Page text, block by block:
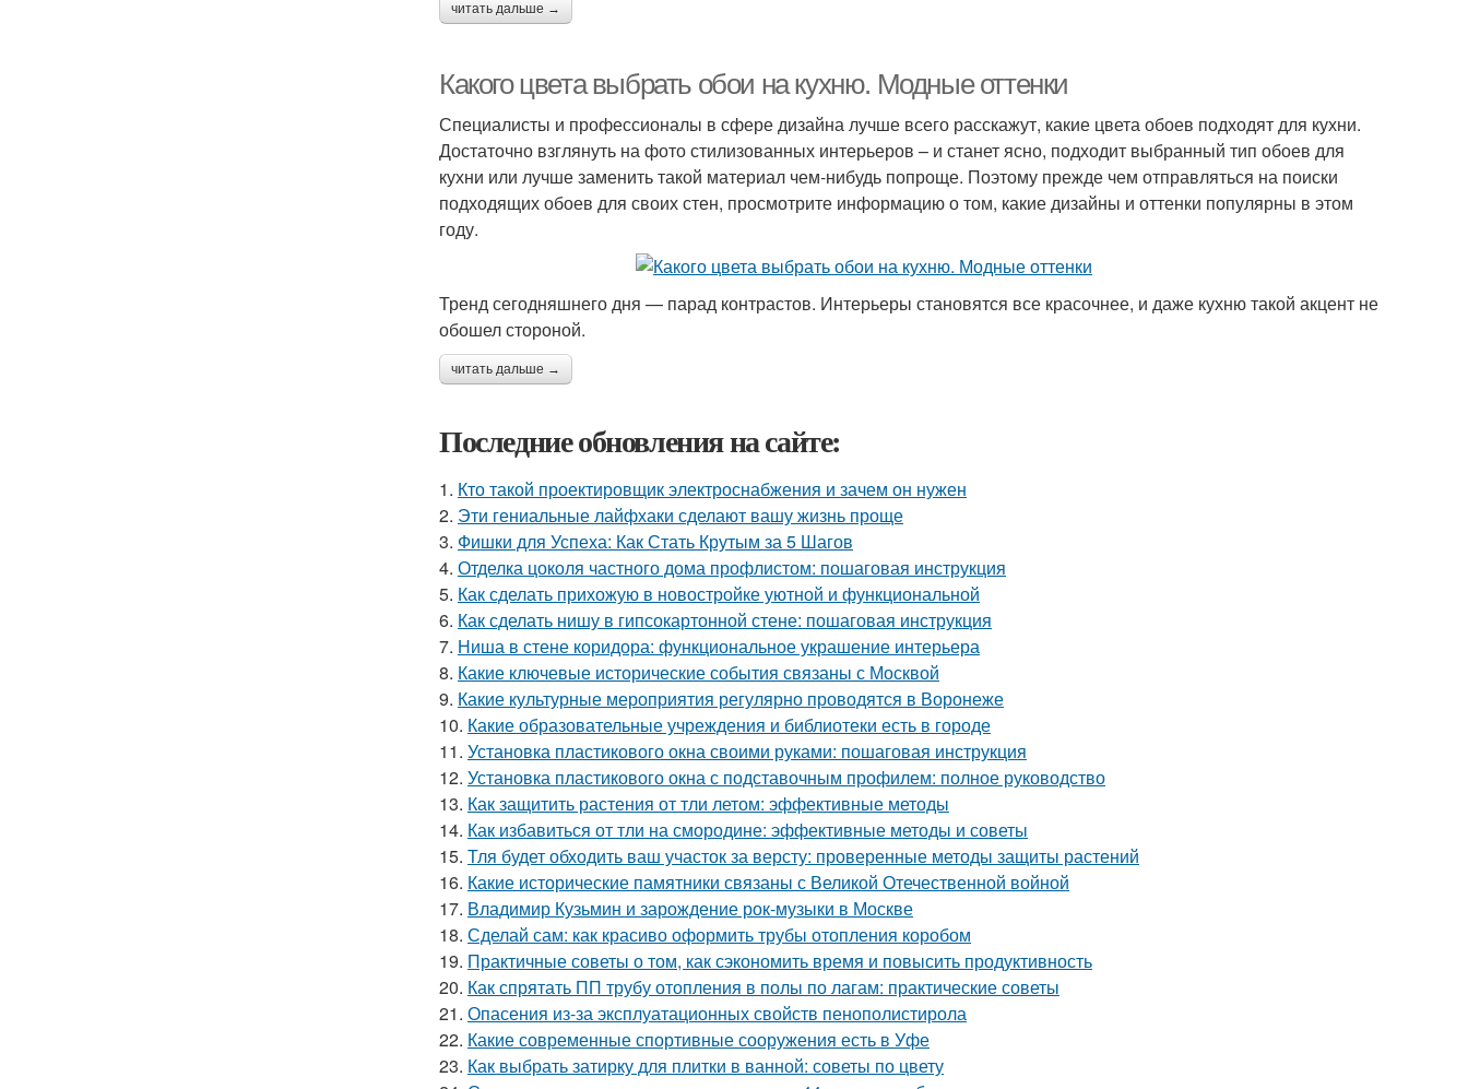
читать дальше →
Какого цвета выбрать обои на кухню. Модные оттенки
Специалисты и профессионалы в сфере дизайна лучше всего расскажут, какие цвета обоев подходят для кухни.
Достаточно взглянуть на фото стилизованных интерьеров – и станет ясно, подходит выбранный тип обоев для
кухни или лучше заменить такой материал чем-нибудь попроще. Поэтому прежде чем отправляться на поиски
подходящих обоев для своих стен, просмотрите информацию о том, какие дизайны и оттенки популярны в этом
году.
Тренд сегодняшнего дня — парад контрастов. Интерьеры становятся все красочнее, и даже кухню такой акцент не
обошел стороной.
читать дальше →
Последние обновления на сайте:
1. Кто такой проектировщик электроснабжения и зачем он нужен
2. Эти гениальные лайфхаки сделают вашу жизнь проще
3. Фишки для Успеха: Как Стать Крутым за 5 Шагов
4. Отделка цоколя частного дома профлистом: пошаговая инструкция
5. Как сделать прихожую в новостройке уютной и функциональной
6. Как сделать нишу в гипсокартонной стене: пошаговая инструкция
7. Ниша в стене коридора: функциональное украшение интерьера
8. Какие ключевые исторические события связаны с Москвой
9. Какие культурные мероприятия регулярно проводятся в Воронеже
10. Какие образовательные учреждения и библиотеки есть в городе
11. Установка пластикового окна своими руками: пошаговая инструкция
12. Установка пластикового окна с подставочным профилем: полное руководство
13. Как защитить растения от тли летом: эффективные методы
14. Как избавиться от тли на смородине: эффективные методы и советы
15. Тля будет обходить ваш участок за версту: проверенные методы защиты растений
16. Какие исторические памятники связаны с Великой Отечественной войной
17. Владимир Кузьмин и зарождение рок-музыки в Москве
18. Сделай сам: как красиво оформить трубы отопления коробом
19. Практичные советы о том, как сэкономить время и повысить продуктивность
20. Как спрятать ПП трубу отопления в полы по лагам: практические советы
21. Опасения из-за эксплуатационных свойств пенополистирола
22. Какие современные спортивные сооружения есть в Уфе
23. Как выбрать затирку для плитки в ванной: советы по цвету